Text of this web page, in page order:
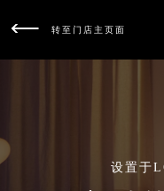
转至门店主页面
设置于